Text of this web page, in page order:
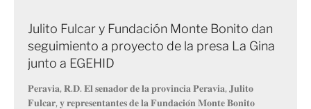
Julito Fulcar y Fundación Monte Bonito dan
seguimiento a proyecto de la presa La Gina
junto a EGEHID
𝐏𝐞𝐫𝐚𝐯𝐢𝐚, 𝐑.𝐃. 𝐄𝐥 𝐬𝐞𝐧𝐚𝐝𝐨𝐫 𝐝𝐞 𝐥𝐚 𝐩𝐫𝐨𝐯𝐢𝐧𝐜𝐢𝐚 𝐏𝐞𝐫𝐚𝐯𝐢𝐚, 𝐉𝐮𝐥𝐢𝐭𝐨
𝐅𝐮𝐥𝐜𝐚𝐫, 𝐲 𝐫𝐞𝐩𝐫𝐞𝐬𝐞𝐧𝐭𝐚𝐧𝐭𝐞𝐬 𝐝𝐞 𝐥𝐚 𝐅𝐮𝐧𝐝𝐚𝐜𝐢𝐨́𝐧 𝐌𝐨𝐧𝐭𝐞 𝐁𝐨𝐧𝐢𝐭𝐨